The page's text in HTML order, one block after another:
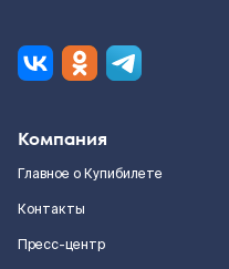
Компания
Главное о Купибилете
Контакты
Пресс-центр